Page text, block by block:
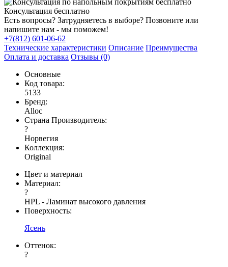
Консультация бесплатно
Есть вопросы? Затрудняетесь в выборе? Позвоните или
напишите нам - мы поможем!
+7(812) 601-06-62
Технические характеристики Описание Преимущества
Оплата и доставка Отзывы (0)
Основные
Код товара:
5133
Бренд:
Alloc
Страна Производитель:
?
Норвегия
Коллекция:
Original
Цвет и материал
Материал:
?
HPL - Ламинат высокого давления
Поверхность:
Ясень
Оттенок:
?